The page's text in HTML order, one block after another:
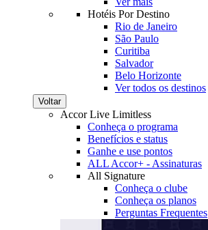
Hotéis Por Destino
Rio de Janeiro
São Paulo
Curitiba
Salvador
Belo Horizonte
Ver todos os destinos
Voltar
Accor Live Limitless
Conheça o programa
Benefícios e status
Ganhe e use pontos
ALL Accor+ - Assinaturas
All Signature
Conheça o clube
Conheça os planos
Perguntas Frequentes